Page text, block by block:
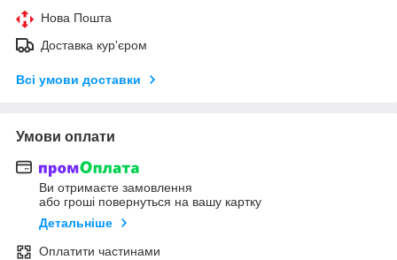
Нова Пошта
Доставка кур'єром
Всі умови доставки
Умови оплати
Ви отримаєте замовлення
або гроші повернуться на вашу картку
Детальніше
Оплатити частинами